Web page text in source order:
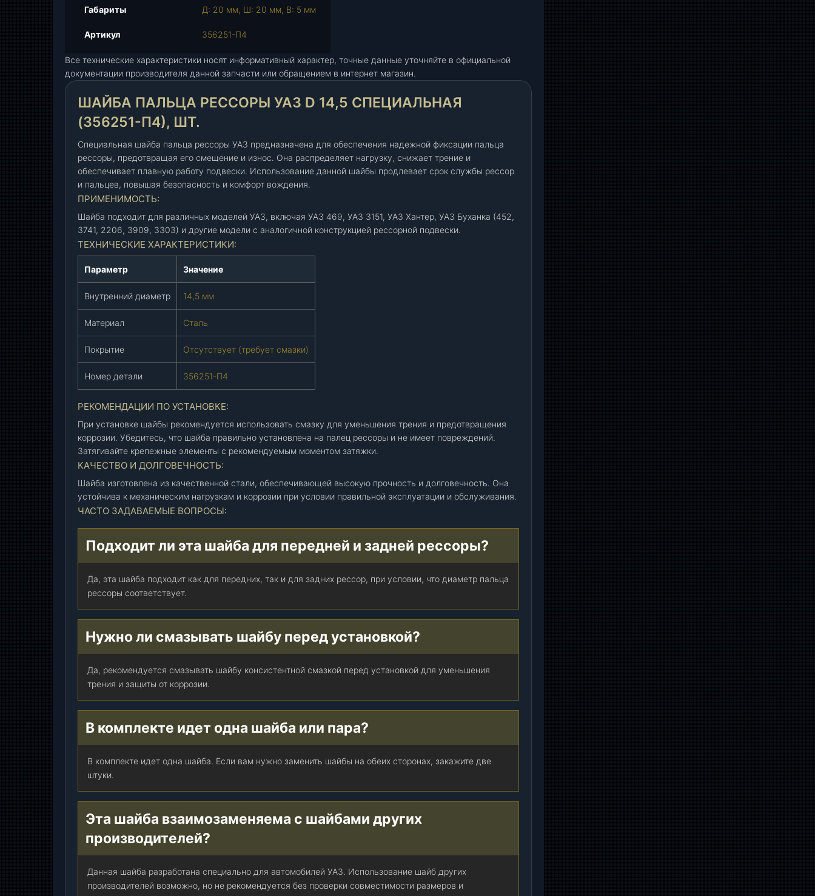
а
п
ь
ц
а
р
е
с
с
о
р
ы
У
З
1
ц
и
а
л
ь
н
а
я
6
-
т
Габариты Д: 20 мм, Ш: 20 мм, В: 5 мм
Артикул 356251-П4
Все технические характеристики носят информативный характер, точные данные уточняйте в официальной
документации производителя данной запчасти или обращением в интернет магазин.
ШАЙБА ПАЛЬЦА РЕССОРЫ УАЗ D 14,5 СПЕЦИАЛЬНАЯ
(356251-П4), ШТ.
Специальная шайба пальца рессоры УАЗ предназначена для обеспечения надежной фиксации пальца
рессоры, предотвращая его смещение и износ. Она распределяет нагрузку, снижает трение и
обеспечивает плавную работу подвески. Использование данной шайбы продлевает срок службы рессор
и пальцев, повышая безопасность и комфорт вождения.
ПРИМЕНИМОСТЬ:
Шайба подходит для различных моделей УАЗ, включая УАЗ 469, УАЗ 3151, УАЗ Хантер, УАЗ Буханка (452,
3741, 2206, 3909, 3303) и другие модели с аналогичной конструкцией рессорной подвески.
ТЕХНИЧЕСКИЕ ХАРАКТЕРИСТИКИ:
Параметр Значение
Внутренний диаметр 14,5 мм
Материал Сталь
Покрытие Отсутствует (требует смазки)
Номер детали 356251-П4
РЕКОМЕНДАЦИИ ПО УСТАНОВКЕ:
При установке шайбы рекомендуется использовать смазку для уменьшения трения и предотвращения
коррозии. Убедитесь, что шайба правильно установлена на палец рессоры и не имеет повреждений.
Затягивайте крепежные элементы с рекомендуемым моментом затяжки.
КАЧЕСТВО И ДОЛГОВЕЧНОСТЬ:
Шайба изготовлена из качественной стали, обеспечивающей высокую прочность и долговечность. Она
устойчива к механическим нагрузкам и коррозии при условии правильной эксплуатации и обслуживания.
ЧАСТО ЗАДАВАЕМЫЕ ВОПРОСЫ:
Подходит ли эта шайба для передней и задней рессоры?
Да, эта шайба подходит как для передних, так и для задних рессор, при условии, что диаметр пальца
рессоры соответствует.
Нужно ли смазывать шайбу перед установкой?
Да, рекомендуется смазывать шайбу консистентной смазкой перед установкой для уменьшения
трения и защиты от коррозии.
В комплекте идет одна шайба или пара?
В комплекте идет одна шайба. Если вам нужно заменить шайбы на обеих сторонах, закажите две
штуки.
Эта шайба взаимозаменяема с шайбами других
производителей?
Данная шайба разработана специально для автомобилей УАЗ. Использование шайб других
производителей возможно, но не рекомендуется без проверки совместимости размеров и